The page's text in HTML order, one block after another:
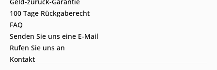
100 Tage Rückgaberecht
FAQ
Senden Sie uns eine E-Mail
Rufen Sie uns an
Kontakt